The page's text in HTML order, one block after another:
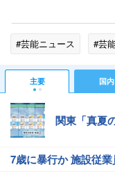
#芸能ニュース #芸
主要 国内
関東「真夏
7歳に暴行か 施設従